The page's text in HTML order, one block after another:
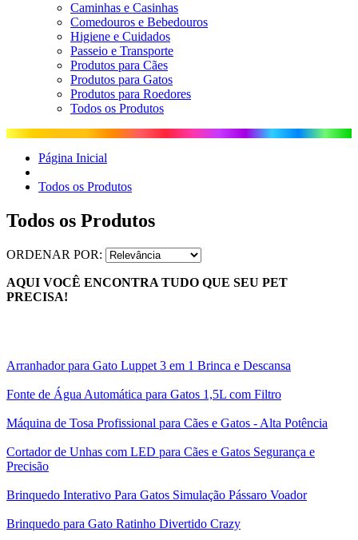
Caminhas e Casinhas
Comedouros e Bebedouros
Higiene e Cuidados
Passeio e Transporte
Produtos para Cães
Produtos para Gatos
Produtos para Roedores
Todos os Produtos
Página Inicial
Todos os Produtos
Todos os Produtos
ORDENAR POR:
AQUI VOCÊ ENCONTRA TUDO QUE SEU PET
PRECISA!
Arranhador para Gato Luppet 3 em 1 Brinca e Descansa
Fonte de Água Automática para Gatos 1,5L com Filtro
Máquina de Tosa Profissional para Cães e Gatos - Alta Potência
Cortador de Unhas com LED para Cães e Gatos Segurança e
Precisão
Brinquedo Interativo Para Gatos Simulação Pássaro Voador
Brinquedo para Gato Ratinho Divertido Crazy